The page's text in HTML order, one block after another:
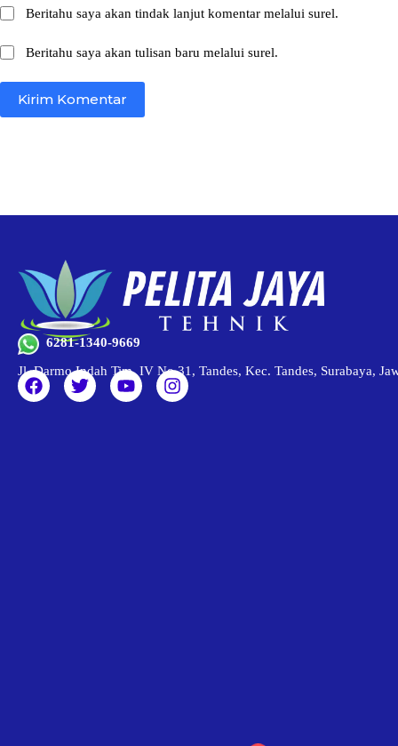
Beritahu saya akan tindak lanjut komentar melalui surel.
Beritahu saya akan tulisan baru melalui surel.
Kirim Komentar
6281-1340-9669
Jl. Darmo Indah Tim. IV No.31, Tandes, Kec. Tandes, Surabaya,